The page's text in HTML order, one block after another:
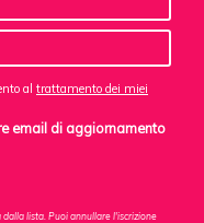
al trattamento dei miei
email di aggiornamento
lista. Puoi annullare l'iscrizione